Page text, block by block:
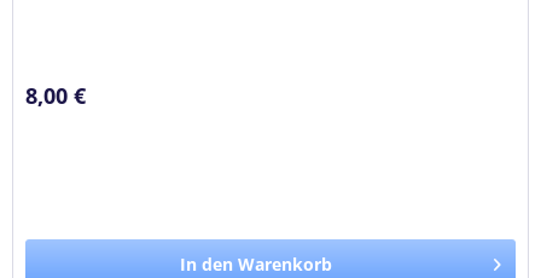
8,00 €
In den Warenkorb